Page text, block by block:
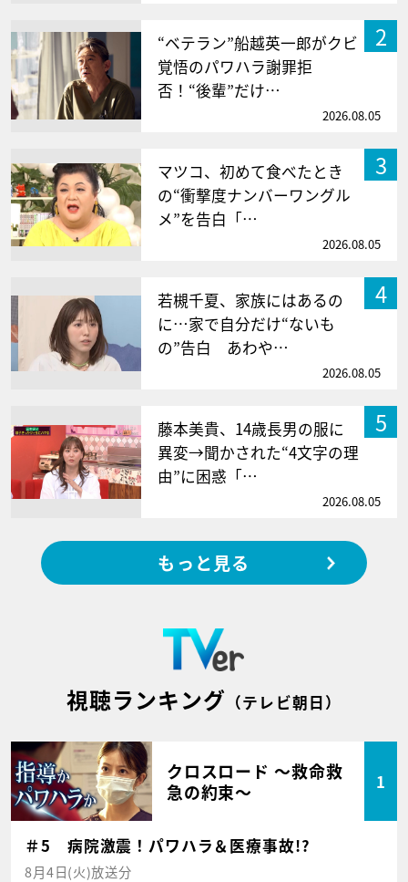
2
“ベテラン”船越英一郎がクビ
覚悟のパワハラ謝罪拒
否！“後輩”だけ…
2026.08.05
3
マツコ、初めて食べたとき
の“衝撃度ナンバーワングル
メ”を告白「…
2026.08.05
4
若槻千夏、家族にはあるの
に…家で自分だけ“ないも
の”告白 あわや…
2026.08.05
5
藤本美貴、14歳長男の服に
異変→聞かされた“4文字の理
由”に困惑「…
2026.08.05
もっと見る
視聴ランキング （テレビ朝日）
クロスロード ～救命救
急の約束～
1
＃5 病院激震！パワハラ＆医療事故!?
8月4日(火)放送分